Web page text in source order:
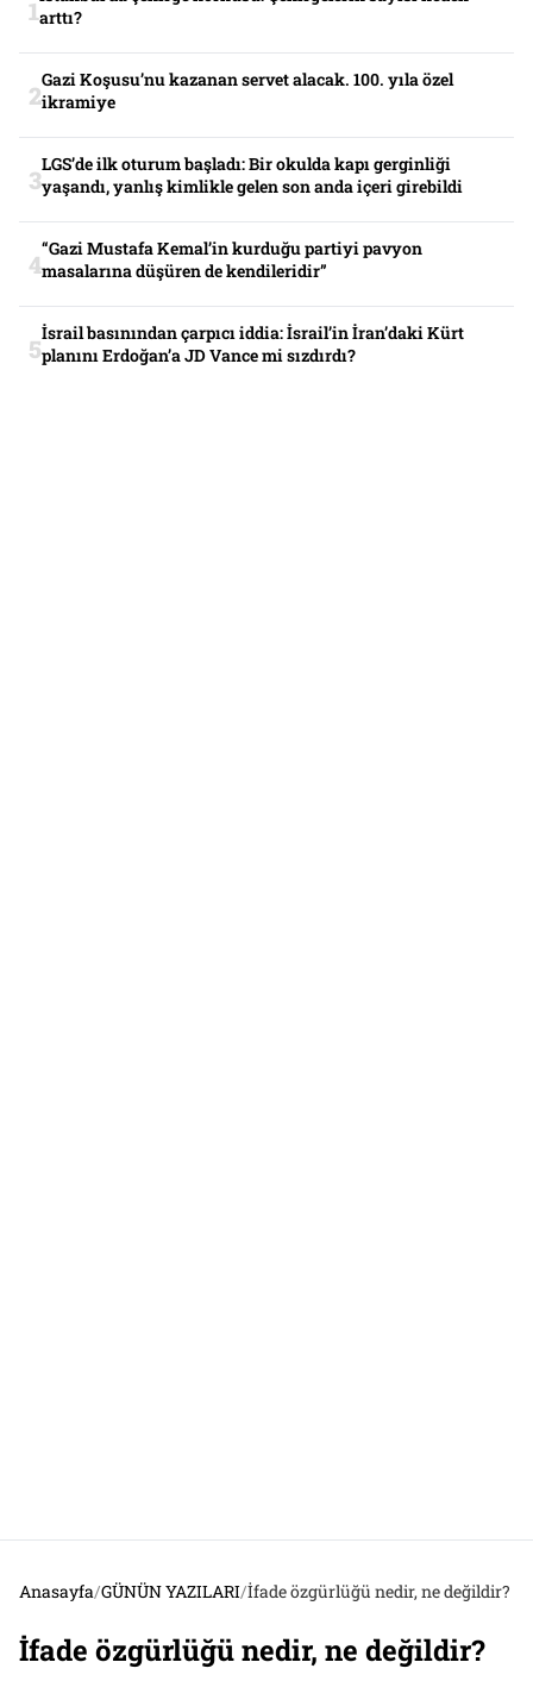
arttı?
Gazi Koşusu’nu kazanan servet alacak. 100. yıla özel
ikramiye
LGS’de ilk oturum başladı: Bir okulda kapı gerginliği
yaşandı, yanlış kimlikle gelen son anda içeri girebildi
“Gazi Mustafa Kemal’in kurduğu partiyi pavyon
masalarına düşüren de kendileridir”
İsrail basınından çarpıcı iddia: İsrail’in İran’daki Kürt
planını Erdoğan’a JD Vance mi sızdırdı?
Anasayfa/GÜNÜN YAZILARI/İfade özgürlüğü nedir, ne değildir?
İfade özgürlüğü nedir, ne değildir?